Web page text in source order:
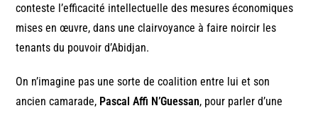
conteste l’efficacité intellectuelle des mesures économiques
mises en œuvre, dans une clairvoyance à faire noircir les
tenants du pouvoir d’Abidjan.
On n’imagine pas une sorte de coalition entre lui et son
ancien camarade, Pascal Affi N’Guessan, pour parler d’une